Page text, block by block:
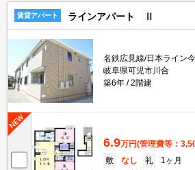
し
賃貸アパート ラインアパート Ⅱ
名鉄広見線/日本ライン
岐阜県可児市川合
築6年
2階建
6.9万円(管理費等：
敷
なし 礼
1ヶ月